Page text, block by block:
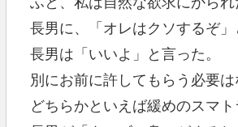
長男に、「オレはクソするぞ」
長男は「いいよ」と言った。
別にお前に許してもらう必要
どちらかといえば緩めのスマ